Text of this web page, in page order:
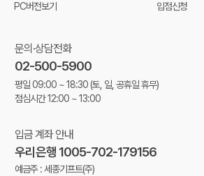
PC버전보기
입점신청
문의·상담전화
02-500-5900
평일 09:00 ~ 18:30(토, 일, 공휴일 휴무)
점심시간 12:00 ~ 13:00
입금 계좌 안내
우리은행 1005-702-179156
예금주 : 세종기프트(주)